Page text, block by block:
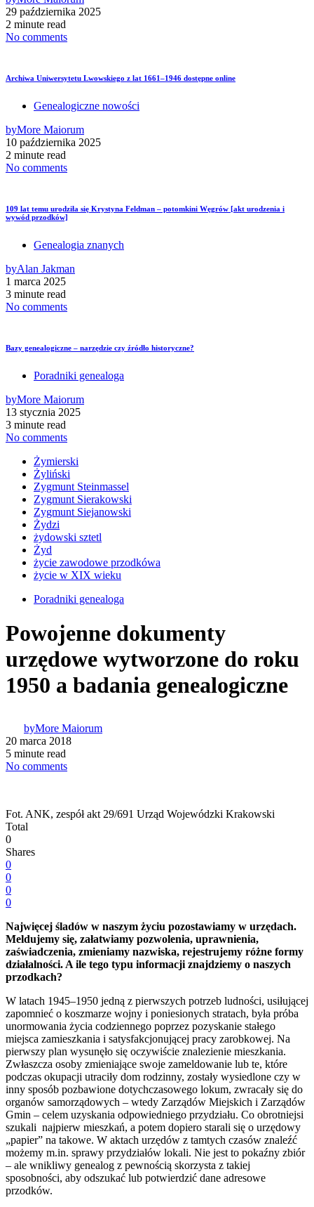
29 października 2025
2 minute read
No comments
Archiwa Uniwersytetu Lwowskiego z lat 1661–1946 dostępne online
Genealogiczne nowości
byMore Maiorum
10 października 2025
2 minute read
No comments
109 lat temu urodziła się Krystyna Feldman – potomkini Węgrów [akt urodzenia i
wywód przodków]
Genealogia znanych
byAlan Jakman
1 marca 2025
3 minute read
No comments
Bazy genealogiczne – narzędzie czy źródło historyczne?
Poradniki genealoga
byMore Maiorum
13 stycznia 2025
3 minute read
No comments
Żymierski
Żyliński
Zygmunt Steinmassel
Zygmunt Sierakowski
Zygmunt Siejanowski
Żydzi
żydowski sztetl
Żyd
życie zawodowe przodkówa
życie w XIX wieku
Poradniki genealoga
Powojenne dokumenty
urzędowe wytworzone do roku
1950 a badania genealogiczne
byMore Maiorum
20 marca 2018
5 minute read
No comments
Fot. ANK, zespół akt 29/691 Urząd Wojewódzki Krakowski
Total
0
Shares
0
0
0
0
Najwięcej śladów w naszym życiu pozostawiamy w urzędach.
Meldujemy się, załatwiamy pozwolenia, uprawnienia,
zaświadczenia, zmieniamy nazwiska, rejestrujemy różne formy
działalności. A ile tego typu informacji znajdziemy o naszych
przodkach?
W latach 1945–1950 jedną z pierwszych potrzeb ludności, usiłującej
zapomnieć o koszmarze wojny i poniesionych stratach, była próba
unormowania życia codziennego poprzez pozyskanie stałego
miejsca zamieszkania i satysfakcjonującej pracy zarobkowej. Na
pierwszy plan wysunęło się oczywiście znalezienie mieszkania.
Zwłaszcza osoby zmieniające swoje zameldowanie lub te, które
podczas okupacji utraciły dom rodzinny, zostały wysiedlone czy w
inny sposób pozbawione dotychczasowego lokum, zwracały się do
organów samorządowych – wtedy Zarządów Miejskich i Zarządów
Gmin – celem uzyskania odpowiedniego przydziału. Co obrotniejsi
szukali najpierw mieszkań, a potem dopiero starali się o urzędowy
„papier” na takowe. W aktach urzędów z tamtych czasów znaleźć
możemy m.in. sprawy przydziałów lokali. Nie jest to pokaźny zbiór
– ale wnikliwy genealog z pewnością skorzysta z takiej
sposobności, aby odszukać lub potwierdzić dane adresowe
przodków.